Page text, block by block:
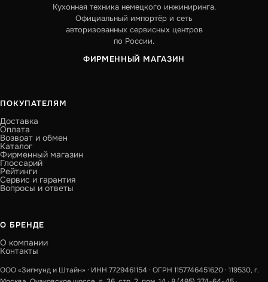
Кухонная техника немецкого инжиниринга.
Официальный импортёр и сеть
авторизованных сервисных центров
по России.
ФИРМЕННЫЙ МАГАЗИН
ПОКУПАТЕЛЯМ
Доставка
Оплата
Возврат и обмен
Каталог
Фирменный магазин
Глоссарий
Рейтинги
Сервис и гарантия
Вопросы и ответы
О БРЕНДЕ
О компании
Контакты
ООО «Зигмунд и Штайн» · ИНН 7729461154 · ОГРН 1157746451620 · 119530, г.